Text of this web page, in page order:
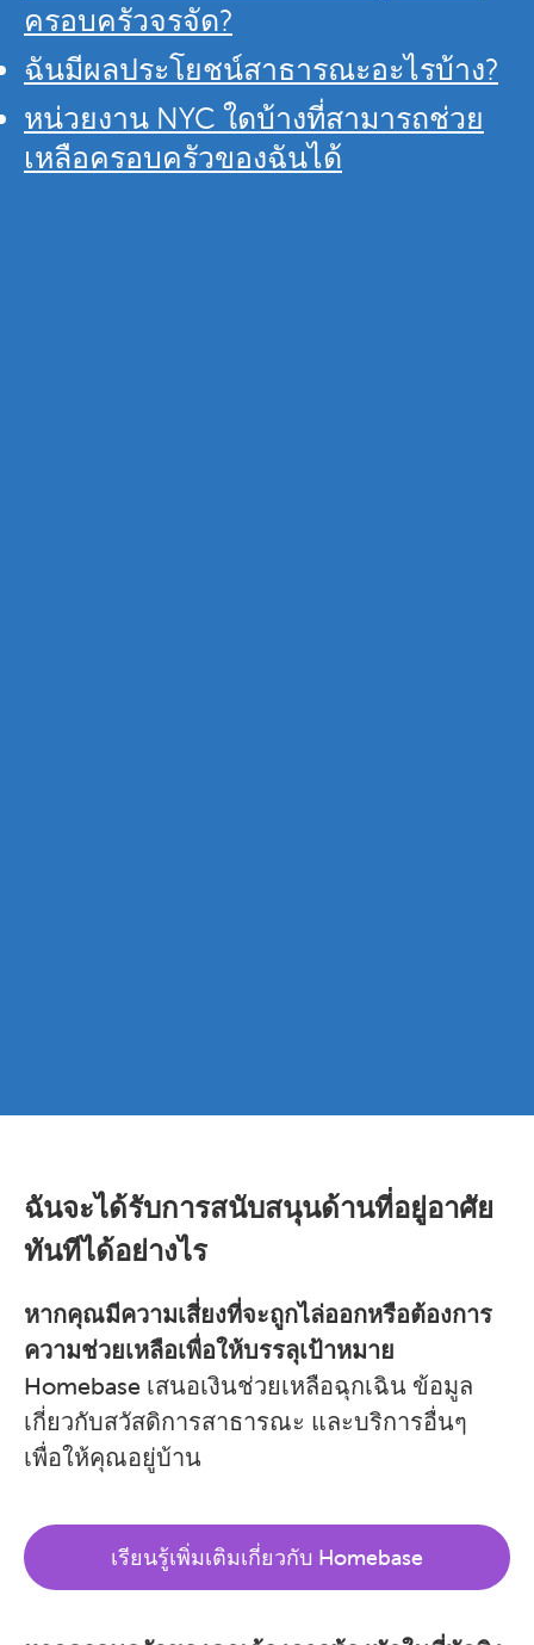
ครอบครัวจรจัด?
ฉันมีผลประโยชน์สาธารณะอะไรบ้าง?
หน่วยงาน NYC ใดบ้างที่สามารถช่วย
เหลือครอบครัวของฉันได้
ฉันจะได้รับการสนับสนุนด้านที่อยู่อาศัย
ทันทีได้อย่างไร
หากคุณมีความเสี่ยงที่จะถูกไล่ออกหรือต้องการ
ความช่วยเหลือเพื่อให้บรรลุเป้าหมาย
Homebase เสนอเงินช่วยเหลือฉุกเฉิน ข้อมูล
เกี่ยวกับสวัสดิการสาธารณะ และบริการอื่นๆ
เพื่อให้คุณอยู่บ้าน
เรียนรู้เพิ่มเติมเกี่ยวกับ Homebase